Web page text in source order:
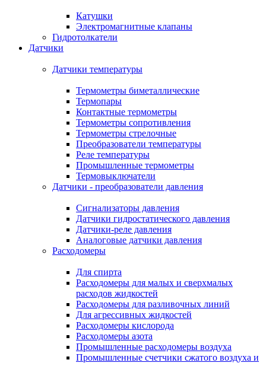
Катушки
Электромагнитные клапаны
Гидротолкатели
Датчики
Датчики температуры
Термометры биметаллические
Термопары
Контактные термометры
Термометры сопротивления
Термометры стрелочные
Преобразователи температуры
Реле температуры
Промышленные термометры
Термовыключатели
Датчики - преобразователи давления
Сигнализаторы давления
Датчики гидростатического давления
Датчики-реле давления
Аналоговые датчики давления
Расходомеры
Для спирта
Расходомеры для малых и сверхмалых
расходов жидкостей
Расходомеры для разливочных линий
Для агрессивных жидкостей
Расходомеры кислорода
Расходомеры азота
Промышленные расходомеры воздуха
Промышленные счетчики сжатого воздуха и